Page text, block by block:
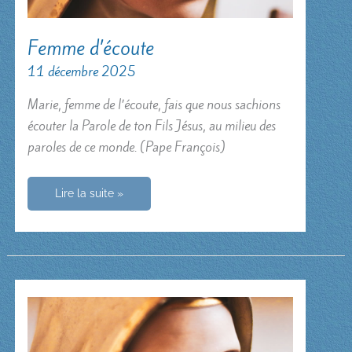
Femme d’écoute
11 décembre 2025
Marie, femme de l’écoute, fais que nous sachions
écouter la Parole de ton Fils Jésus, au milieu des
paroles de ce monde. (Pape François)
Femme
Lire la suite »